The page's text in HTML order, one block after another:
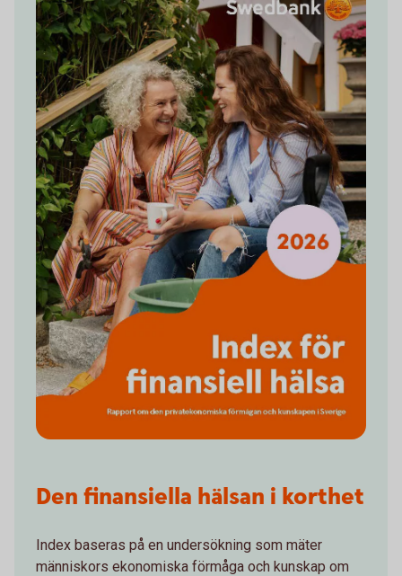
Den finansiella hälsan i korthet
Index baseras på en undersökning som mäter
människors ekonomiska förmåga och kunskap om